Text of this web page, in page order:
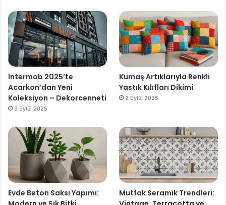
Intermob 2025’te
Acarkon’dan Yeni
Koleksiyon – Dekorcenneti
9 Eylül 2025
Kumaş Artıklarıyla Renkli
Yastık Kılıfları Dikimi
2 Eylül 2025
Evde Beton Saksı Yapımı:
Mutfak Seramik Trendleri: